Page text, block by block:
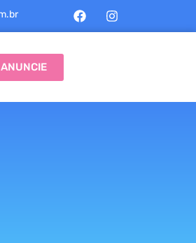
ANUNCIE